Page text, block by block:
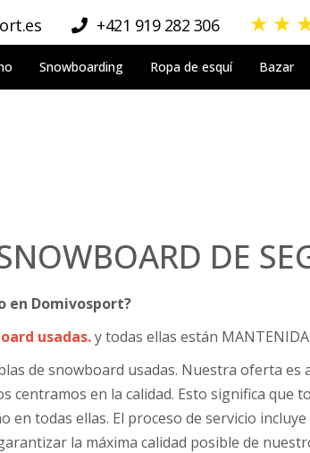
+421 919 282 306 ★ ★
Snowboarding Ropa de esquí Bazar
DE
en Domivosport?
usadas.y todas ellas están
de snowboard usadas. Nuestra oferta
centramos en la calidad. Esto significa
todas ellas. El proceso de servicio
la máxima calidad posible de